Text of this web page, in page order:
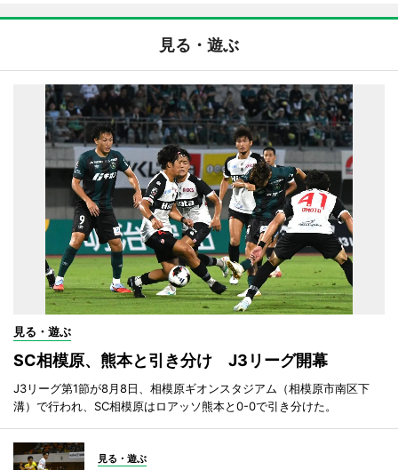
見る・遊ぶ
見る・遊ぶ
SC相模原、熊本と引き分け J3リーグ開幕
J3リーグ第1節が8月8日、相模原ギオンスタジアム（相模原市南区下
溝）で行われ、SC相模原はロアッソ熊本と0-0で引き分けた。
見る・遊ぶ